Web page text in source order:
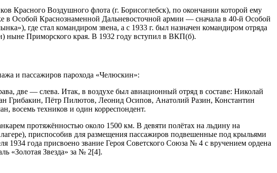
Воздушного флота (г. Борисоглебск), по окончании которой ему
в Особой Краснознаменной Дальневосточной армии — сначала в 40-й Особой
где стал командиром звена, а с 1933 г. был назначен командиром отряда
ныне Приморского края. В 1932 году вступил в ВКП(б).
и пассажиров парохода «Челюскин»:
две — слева. Итак, в воздухе был авиационный отряд в составе: Николай
Пётр Пилютов, Леонид Осипов, Анатолий Разин, Константин
восемь техников и один корреспондент.
протяжённостью около 1500 км. В девяти полётах на льдину на
приспособив для размещения пассажиров подвешенные под крыльями
года присвоено звание Героя Советского Союза № 4 с вручением ордена
«Золотая Звезда» за № 2[4].